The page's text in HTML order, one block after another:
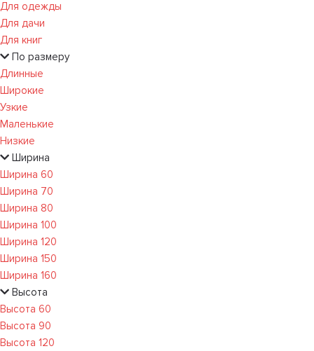
Для одежды
Для дачи
Для книг
По размеру
Длинные
Широкие
Узкие
Маленькие
Низкие
Ширина
Ширина 60
Ширина 70
Ширина 80
Ширина 100
Ширина 120
Ширина 150
Ширина 160
Высота
Высота 60
Высота 90
Высота 120